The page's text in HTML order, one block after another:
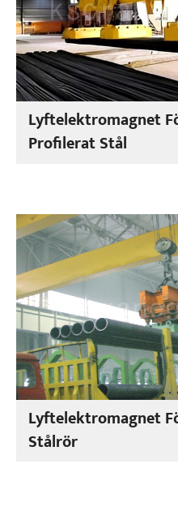
Lyftelektromagnet
Profilerat Stål
Lyftelektromagnet
Stålrör